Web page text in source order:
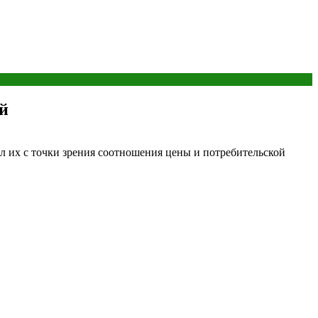
с точки зрения соотношения цены и потребительской